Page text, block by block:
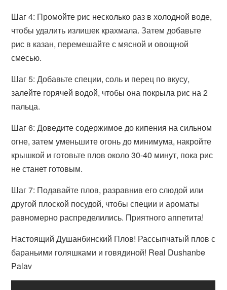
Шаг 4: Промойте рис несколько раз в холодной воде,
чтобы удалить излишек крахмала. Затем добавьте
рис в казан, перемешайте с мясной и овощной
смесью.
Шаг 5: Добавьте специи, соль и перец по вкусу,
залейте горячей водой, чтобы она покрыла рис на 2
пальца.
Шаг 6: Доведите содержимое до кипения на сильном
огне, затем уменьшите огонь до минимума, накройте
крышкой и готовьте плов около 30-40 минут, пока рис
не станет готовым.
Шаг 7: Подавайте плов, разравнив его слюдой или
другой плоской посудой, чтобы специи и ароматы
равномерно распределились. Приятного аппетита!
Настоящий Душанбинский Плов! Рассыпчатый плов с
бараньими голяшками и говядиной! Real Dushanbe
Palav